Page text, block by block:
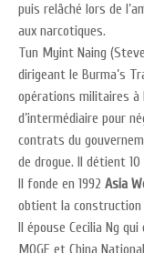
puis relâché lors de
aux narcotiques.
Tun Myint Naing
dirigeant le Burma’s
opérations militaires à
d’intermédiaire pour
contrats du
de drogue. Il détient 10
Il fonde en 1992 Asia
obtient la construction
Il épouse Cecilia Ng qui
MOGE et China